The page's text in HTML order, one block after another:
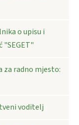
o upisu i
"SEGET"
radno mjesto:
voditelj